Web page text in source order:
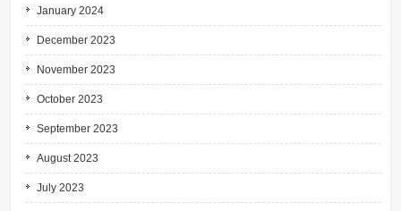
January 2024
December 2023
November 2023
October 2023
September 2023
August 2023
July 2023